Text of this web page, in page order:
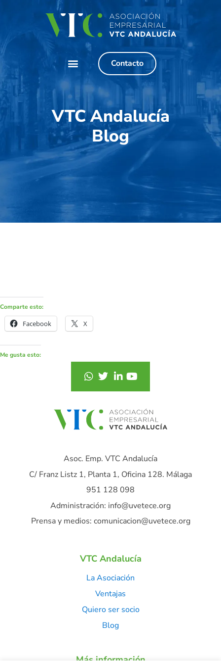
Contacto
VTC Andalucía
Blog
Comparte esto:
Facebook X
Me gusta esto:
Asoc. Emp. VTC Andalucía
C/ Franz Listz 1, Planta 1, Oficina 128. Málaga
951 128 098
Administración: info@uvetece.org
Prensa y medios: comunicacion@uvetece.org
VTC Andalucía
La Asociación
Ventajas
Quiero ser socio
Blog
Más información